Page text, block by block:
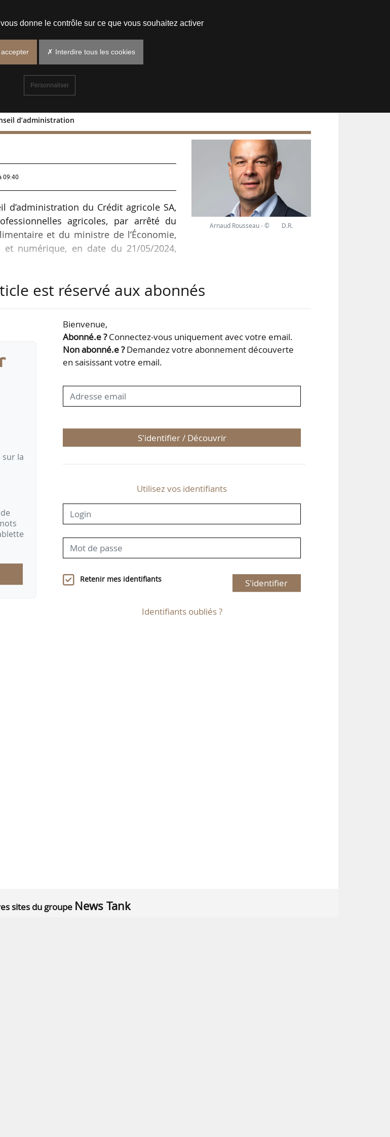
d’administration
du conseil
09:40
du Crédit agricole SA,
agricoles, par arrêté du
et du ministre de l’Économie,
numérique, en date du 21/05/2024,
avril 2023.
Arnaud Rousseau - © D.R.
est réservé aux abonnés
la
Bienvenue,
Abonné.e ?Connectez-vous uniquement avec votre email.
Non abonné.e ?Demandez votre abonnement découverte
en saisissant votre email.
S'identifier / Découvrir
Utilisez vos identifiants
Retenir mes identifiants S'identifier
Identifiants oubliés ?
sites du groupe News Tank
donne le contrôle sur ce que vous souhaitez activer
✗ Interdire tous les cookies
Personnaliser